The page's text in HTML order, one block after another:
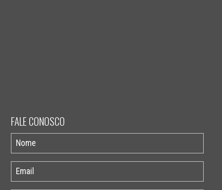
FALE CONOSCO